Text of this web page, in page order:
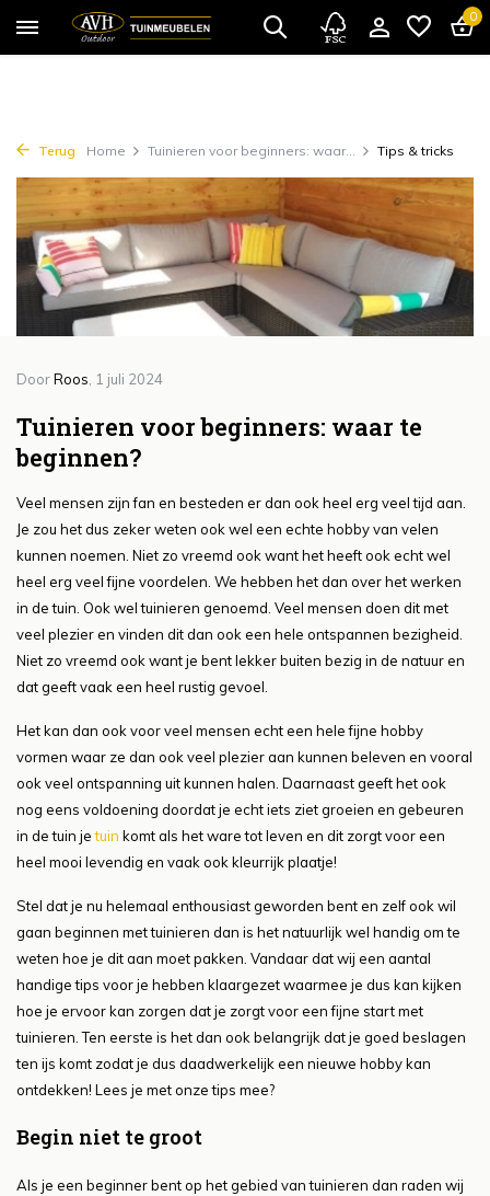
{!!% include 'snippets/cta.rain' %!!} 0
Terug Home Tuinieren voor beginners: waar... Tips & tricks
DoorRoos , 1 juli 2024
Tuinieren voor beginners: waar te
beginnen?
Veel mensen zijn fan en besteden er dan ook heel erg veel tijd aan.
Je zou het dus zeker weten ook wel een echte hobby van velen
kunnen noemen. Niet zo vreemd ook want het heeft ook echt wel
heel erg veel fijne voordelen. We hebben het dan over het werken
in de tuin. Ook wel tuinieren genoemd. Veel mensen doen dit met
veel plezier en vinden dit dan ook een hele ontspannen bezigheid.
Niet zo vreemd ook want je bent lekker buiten bezig in de natuur en
dat geeft vaak een heel rustig gevoel.
Het kan dan ook voor veel mensen echt een hele fijne hobby
vormen waar ze dan ook veel plezier aan kunnen beleven en vooral
ook veel ontspanning uit kunnen halen. Daarnaast geeft het ook
nog eens voldoening doordat je echt iets ziet groeien en gebeuren
in de tuin jetuin komt als het ware tot leven en dit zorgt voor een
heel mooi levendig en vaak ook kleurrijk plaatje!
Stel dat je nu helemaal enthousiast geworden bent en zelf ook wil
gaan beginnen met tuinieren dan is het natuurlijk wel handig om te
weten hoe je dit aan moet pakken. Vandaar dat wij een aantal
handige tips voor je hebben klaargezet waarmee je dus kan kijken
hoe je ervoor kan zorgen dat je zorgt voor een fijne start met
tuinieren. Ten eerste is het dan ook belangrijk dat je goed beslagen
ten ijs komt zodat je dus daadwerkelijk een nieuwe hobby kan
ontdekken! Lees je met onze tips mee?
Begin niet te groot
Als je een beginner bent op het gebied van tuinieren dan raden wij